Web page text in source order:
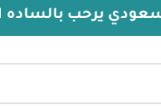
يرحب بالساده